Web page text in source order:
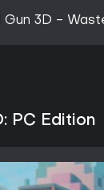
Gun 3D -
PC Edition